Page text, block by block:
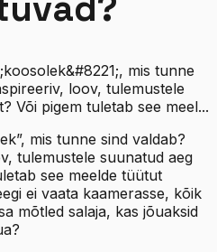
mis tunne
loov, tulemustele
Või pigem tuletab see meel...
mis tunne sind valdab?
tulemustele suunatud aeg
see meelde tüütut
ei vaata kaamerasse, kõik
mõtled salaja, kas jõuaksid